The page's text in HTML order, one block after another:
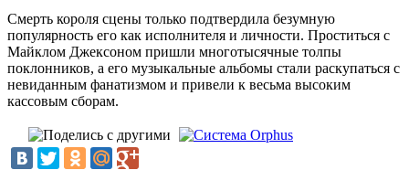
Смерть короля сцены только подтвердила безумную
популярность его как исполнителя и личности. Проститься с
Майклом Джексоном пришли многотысячные толпы
поклонников, а его музыкальные альбомы стали раскупаться с
невиданным фанатизмом и привели к весьма высоким
кассовым сборам.